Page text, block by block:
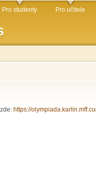
Pro studenty Pro učitele
https://